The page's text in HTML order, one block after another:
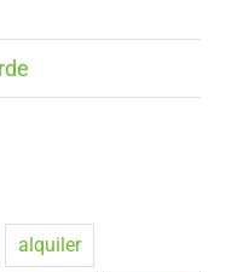
alquiler